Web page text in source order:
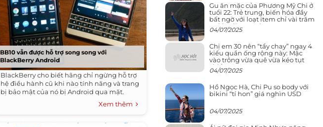
BB10 vẫn được hỗ trợ song song với
BlackBerry Android
BlackBerry cho biết hãng chỉ ngừng hỗ trợ
hệ điều hành cũ khi nào tính năng và trang
bị bảo mật của nó bị Android qua mặt.
Xem thêm
Gu ăn mặc của Phương Mỹ Chi ở
tuổi 22: Trẻ trung, biến hóa đầy
bất ngờ với loạt item chỉ vài trăm
nghìn đã mua được
04/07/2025
Chị em 30 nên “tẩy chay” ngay 4
kiểu quần ống rộng này: Mặc
vào trông vừa quê vừa kéo tụt
chiều cao
04/07/2025
Hồ Ngọc Hà, Chi Pu so body với
bikini “tí hon” giá nghìn USD
04/07/2025